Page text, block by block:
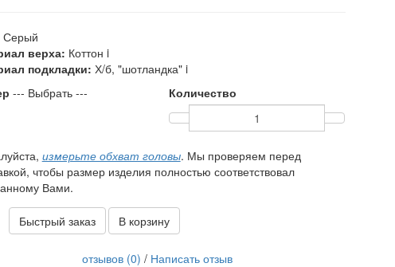
Серый
верха: Коттон i
подкладки: Х/б, "шотландка" i
--- Выбрать --- Количество
измерьте обхват головы. Мы проверяем перед
чтобы размер изделия полностью соответствовал
Вами.
Быстрый заказ В корзину
отзывов (0) / Написать отзыв